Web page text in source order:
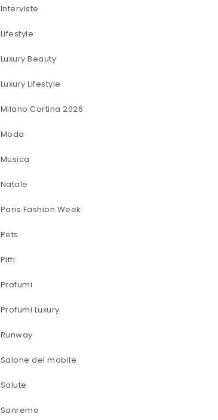
Interviste
Lifestyle
Luxury Beauty
Luxury Lifestyle
Milano Cortina 2026
Moda
Musica
Natale
Paris Fashion Week
Pets
Pitti
Profumi
Profumi Luxury
Runway
Salone del mobile
Salute
Sanremo